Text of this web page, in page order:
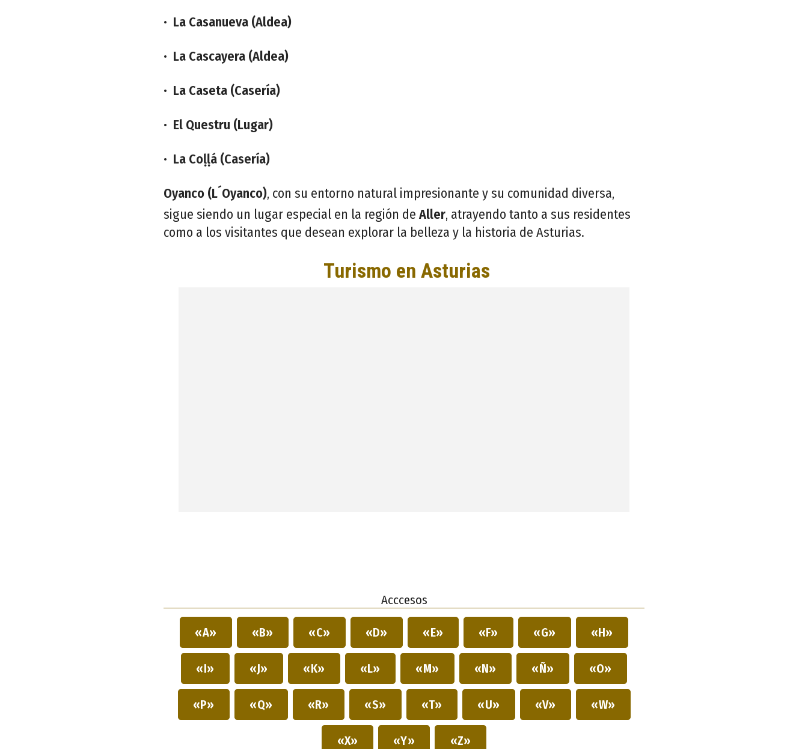
• La Casanueva (Aldea)
• La Cascayera (Aldea)
• La Caseta (Casería)
• El Questru (Lugar)
• La Coḷḷá (Casería)
Oyanco (L´Oyanco), con su entorno natural impresionante y su comunidad diversa,
sigue siendo un lugar especial en la región de Aller, atrayendo tanto a sus residentes
como a los visitantes que desean explorar la belleza y la historia de Asturias.
Acccesos
«A» «B» «C» «D» «E» «F» «G» «H»
«I» «J» «K» «L» «M» «N» «Ñ» «O»
«P» «Q» «R» «S» «T» «U» «V» «W»
«X» «Y» «Z»